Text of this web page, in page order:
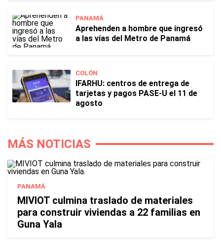
PANAMÁ
Aprehenden a hombre que ingresó
a las vías del Metro de Panamá
COLÓN
IFARHU: centros de entrega de
tarjetas y pagos PASE-U el 11 de
agosto
MÁS NOTICIAS
PANAMÁ
MIVIOT culmina traslado de materiales
para construir viviendas a 22 familias en
Guna Yala